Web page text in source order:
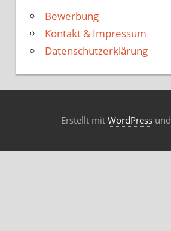
Bewerbung
Kontakt & Impressum
Datenschutzerklärung
Erstellt mit WordPressund